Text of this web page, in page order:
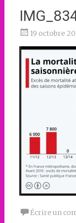
19 octobre
Écrire un